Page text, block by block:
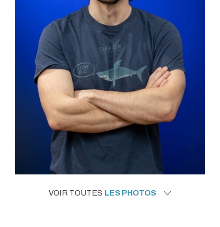
VOIR TOUTES LES PHOTOS